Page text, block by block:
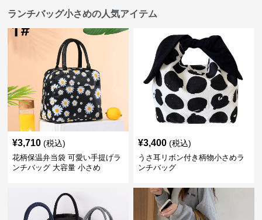
ランチバッグ小さめの人気アイテム
¥3,710 (税込)
花柄保温弁当袋 可愛い手提げラ
ンチバッグ 大容量 小さめ
¥3,400 (税込)
うさ耳リボン付き柄物小さめラ
ンチバッグ